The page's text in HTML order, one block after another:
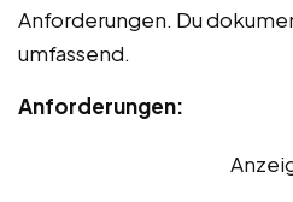
Anforderungen. Du
umfassend.
Anforderungen: